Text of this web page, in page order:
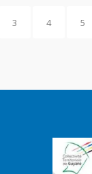
3 4 5